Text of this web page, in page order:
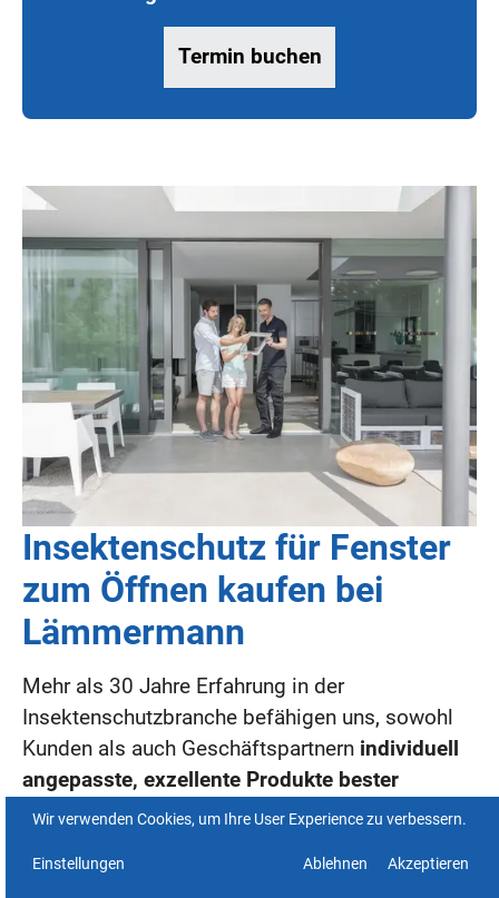
Termin buchen
Insektenschutz für Fenster
zum Öffnen kaufen bei
Lämmermann
Mehr als 30 Jahre Erfahrung in der
Insektenschutzbranche befähigen uns, sowohl
Kunden als auch Geschäftspartnern individuell
angepasste, exzellente Produkte bester
Qualitätanzubieten.
Unser Team, bestehend aus kompetenten
Wir verwenden Cookies, um Ihre User Experience zu verbessern.
Einstellungen Ablehnen Akzeptieren